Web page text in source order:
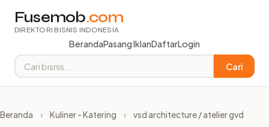
Fusemob.com
DIREKTORI BISNIS INDONESIA
BerandaPasang IklanDaftarLogin
Cari
Beranda › Kuliner - Katering › vsd architecture / atelier gvd